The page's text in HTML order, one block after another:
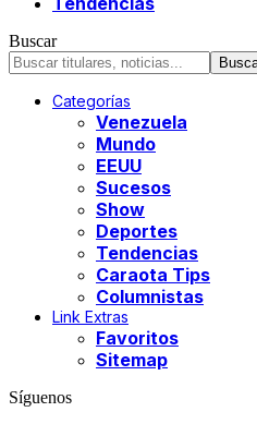
Buscar
Categorías
Venezuela
Mundo
EEUU
Sucesos
Show
Deportes
Tendencias
Caraota Tips
Columnistas
Link Extras
Favoritos
Sitemap
Síguenos